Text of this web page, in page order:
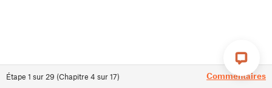
Étape 1 sur 29 (Chapitre 4 sur17) Commentaires